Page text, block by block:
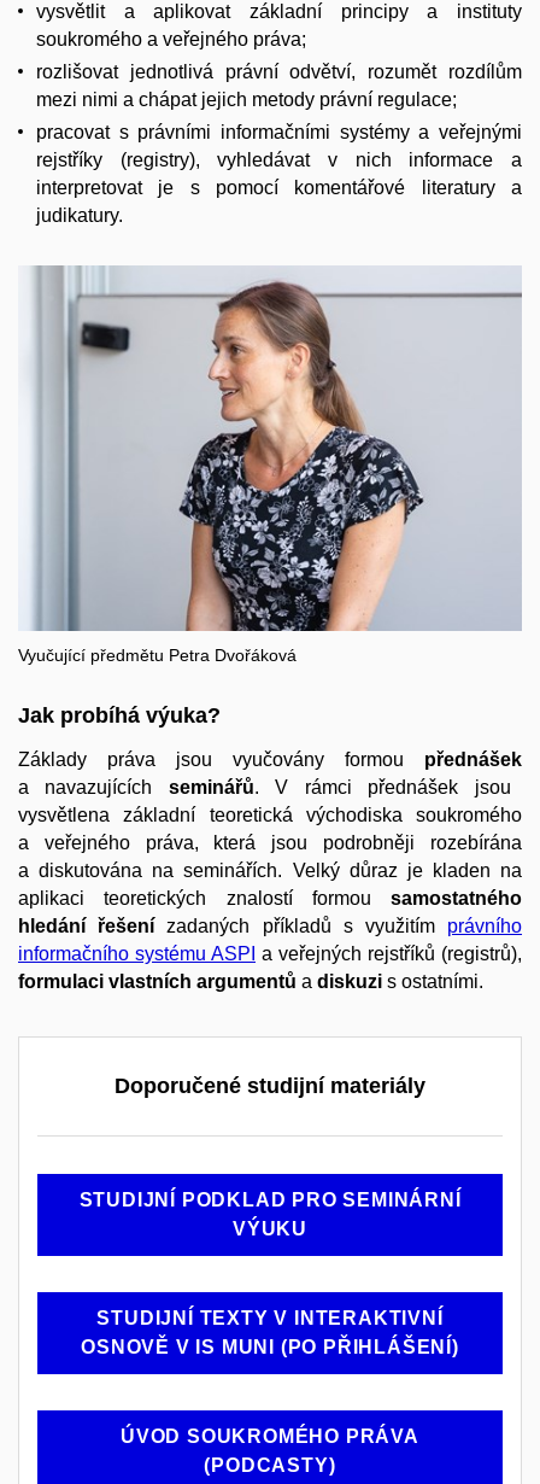
vysvětlit a aplikovat základní principy a instituty
soukromého a veřejného práva;
rozlišovat jednotlivá právní odvětví, rozumět rozdílům
mezi nimi a chápat jejich metody právní regulace;
pracovat s právními informačními systémy a veřejnými
rejstříky (registry), vyhledávat v nich informace a
interpretovat je s pomocí komentářové literatury a
judikatury.
Vyučující předmětu Petra Dvořáková
Jak probíhá výuka?
Základy práva jsou vyučovány formou přednášek
a navazujících seminářů. V rámci přednášek jsou
vysvětlena základní teoretická východiska soukromého
a veřejného práva, která jsou podrobněji rozebírána
a diskutována na seminářích. Velký důraz je kladen na
aplikaci teoretických znalostí formou samostatného
hledání řešení zadaných příkladů s využitím právního
informačního systému ASPI a veřejných rejstříků (registrů),
formulaci vlastních argumentů a diskuzi s ostatními.
Doporučené studijní materiály
STUDIJNÍ PODKLAD PRO SEMINÁRNÍ
VÝUKU
STUDIJNÍ TEXTY V INTERAKTIVNÍ
OSNOVĚ V IS MUNI (PO PŘIHLÁŠENÍ)
ÚVOD SOUKROMÉHO PRÁVA
(PODCASTY)